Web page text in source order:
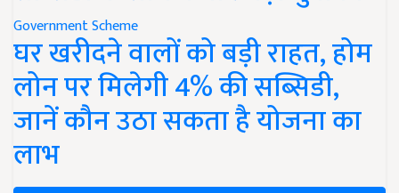
Government Scheme
घर खरीदने वालों को बड़ी राहत, होम
लोन पर मिलेगी 4% की सब्सिडी,
जानें कौन उठा सकता है योजना का
लाभ